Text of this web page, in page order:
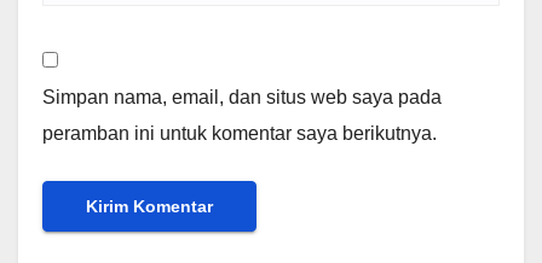
Simpan nama, email, dan situs web saya pada
peramban ini untuk komentar saya berikutnya.